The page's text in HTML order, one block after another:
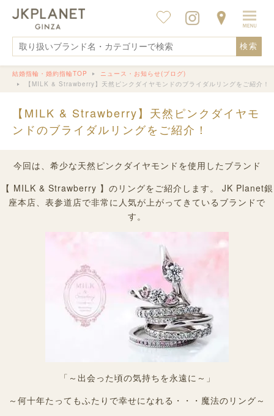
検索
結婚指輪・婚約指輪TOP
ニュース・お知らせ(ブログ)
【MILK & Strawberry】天然ピンクダイヤモンドのブライダルリングをご紹介！
【MILK & Strawberry】天然ピンクダイヤモ
ンドのブライダルリングをご紹介！
今回は、希少な天然ピンクダイヤモンドを使用したブランド
【 MILK & Strawberry 】のリングをご紹介します。 JK Planet銀
座本店、表参道店で非常に人気が上がってきているブランドで
す。
「～出会った頃の気持ちを永遠に～」
～何十年たってもふたりで幸せになれる・・・魔法のリング～